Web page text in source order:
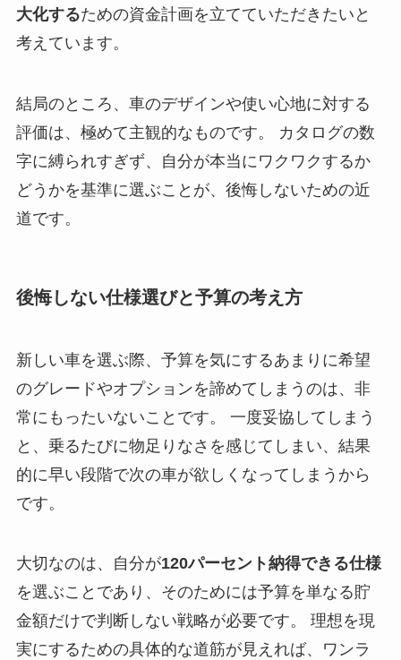
大化するための資金計画を立てていただきたいと
考えています。
結局のところ、車のデザインや使い心地に対する
評価は、極めて主観的なものです。 カタログの数
字に縛られすぎず、自分が本当にワクワクするか
どうかを基準に選ぶことが、後悔しないための近
道です。
後悔しない仕様選びと予算の考え方
新しい車を選ぶ際、予算を気にするあまりに希望
のグレードやオプションを諦めてしまうのは、非
常にもったいないことです。 一度妥協してしまう
と、乗るたびに物足りなさを感じてしまい、結果
的に早い段階で次の車が欲しくなってしまうから
です。
大切なのは、自分が120パーセント納得できる仕様
を選ぶことであり、そのためには予算を単なる貯
金額だけで判断しない戦略が必要です。 理想を現
実にするための具体的な道筋が見えれば、ワンラ